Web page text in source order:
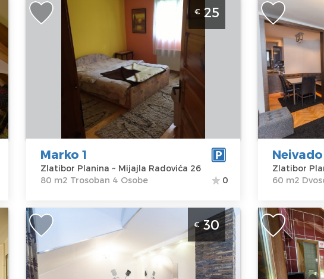
Planina Autobuska Stanica
Mijajla
Radovića 26
Gosti: 4
Kvadratura : 80
m2
Struktura :
Trosoban
€ 25
Marko 1
Zlatibor Planina ~ Mijajla Radovića 26
80 m2 Trosoban 4 Osobe
0
Planina
Zlatibor
Lokacija:
Zlatibor
Planina
Adresa:25
Cena30 €
Neivado
Zlatibor
60 m2
Dvosoban Apartman Neivado 3 Zlatibor
Planina Jezero
Zlatibor
Lokacija:
Gosti:4
€30
Studio
Zlatibor
Zlatibor
Lokacija: